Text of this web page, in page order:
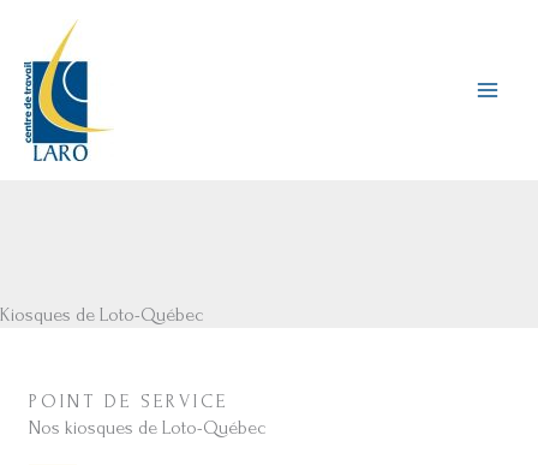
contenu
Kiosques de Loto-Québec
POINT DE SERVICE
Nos kiosques de Loto-Québec